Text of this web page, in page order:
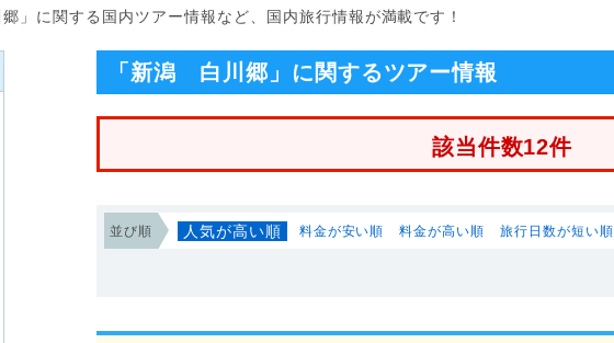
」に関する国内ツアー情報など、国内旅行情報が満載です！
「新潟 白川郷」に関するツアー情報
該当件数12件
並び順 人気が高い順 料金が安い順 料金が高い順 旅行日数が短い順